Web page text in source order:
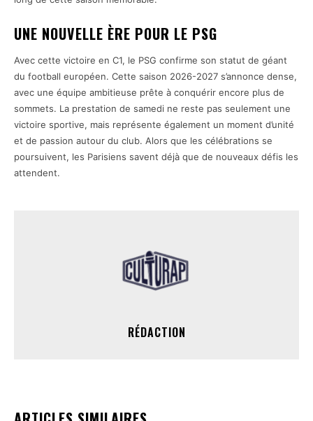
UNE NOUVELLE ÈRE POUR LE PSG
Avec cette victoire en C1, le PSG confirme son statut de géant
du football européen. Cette saison 2026-2027 s’annonce dense,
avec une équipe ambitieuse prête à conquérir encore plus de
sommets. La prestation de samedi ne reste pas seulement une
victoire sportive, mais représente également un moment d’unité
et de passion autour du club. Alors que les célébrations se
poursuivent, les Parisiens savent déjà que de nouveaux défis les
attendent.
RÉDACTION